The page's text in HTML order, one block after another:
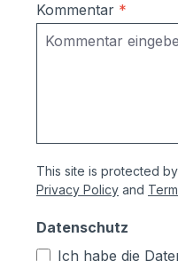
Kommentar *
This site is protected by
Privacy Policy and
Datenschutz
Ich habe die